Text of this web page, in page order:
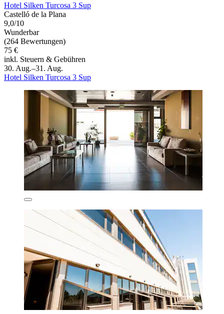
Hotel Silken Turcosa 3 Sup
Castelló de la Plana
9,0/10
Wunderbar
(264 Bewertungen)
75 €
inkl. Steuern & Gebühren
30. Aug.–31. Aug.
Hotel Silken Turcosa 3 Sup